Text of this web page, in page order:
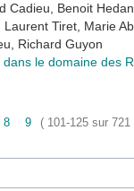
Cadieu, Benoit
Tiret, Marie
Richard Guyon
le domaine des
8 9 ( 101-125 sur